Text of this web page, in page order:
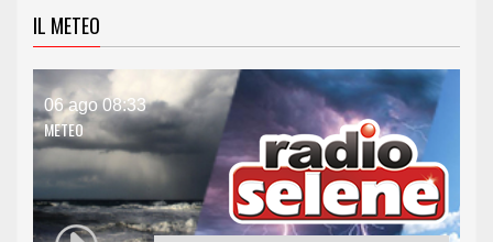
IL METEO
06 ago 08:33
METEO